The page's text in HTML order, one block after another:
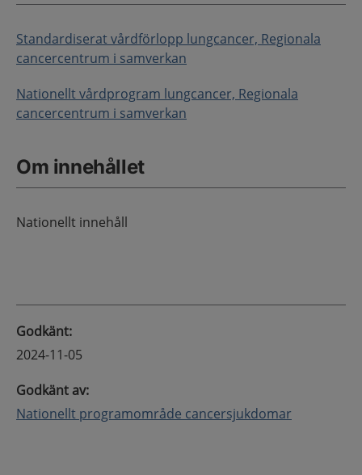
Standardiserat vårdförlopp lungcancer, Regionala
cancercentrum i samverkan
Nationellt vårdprogram lungcancer, Regionala
cancercentrum i samverkan
Om innehållet
Nationellt innehåll
Godkänt:
2024-11-05
Godkänt av:
Nationellt programområde cancersjukdomar